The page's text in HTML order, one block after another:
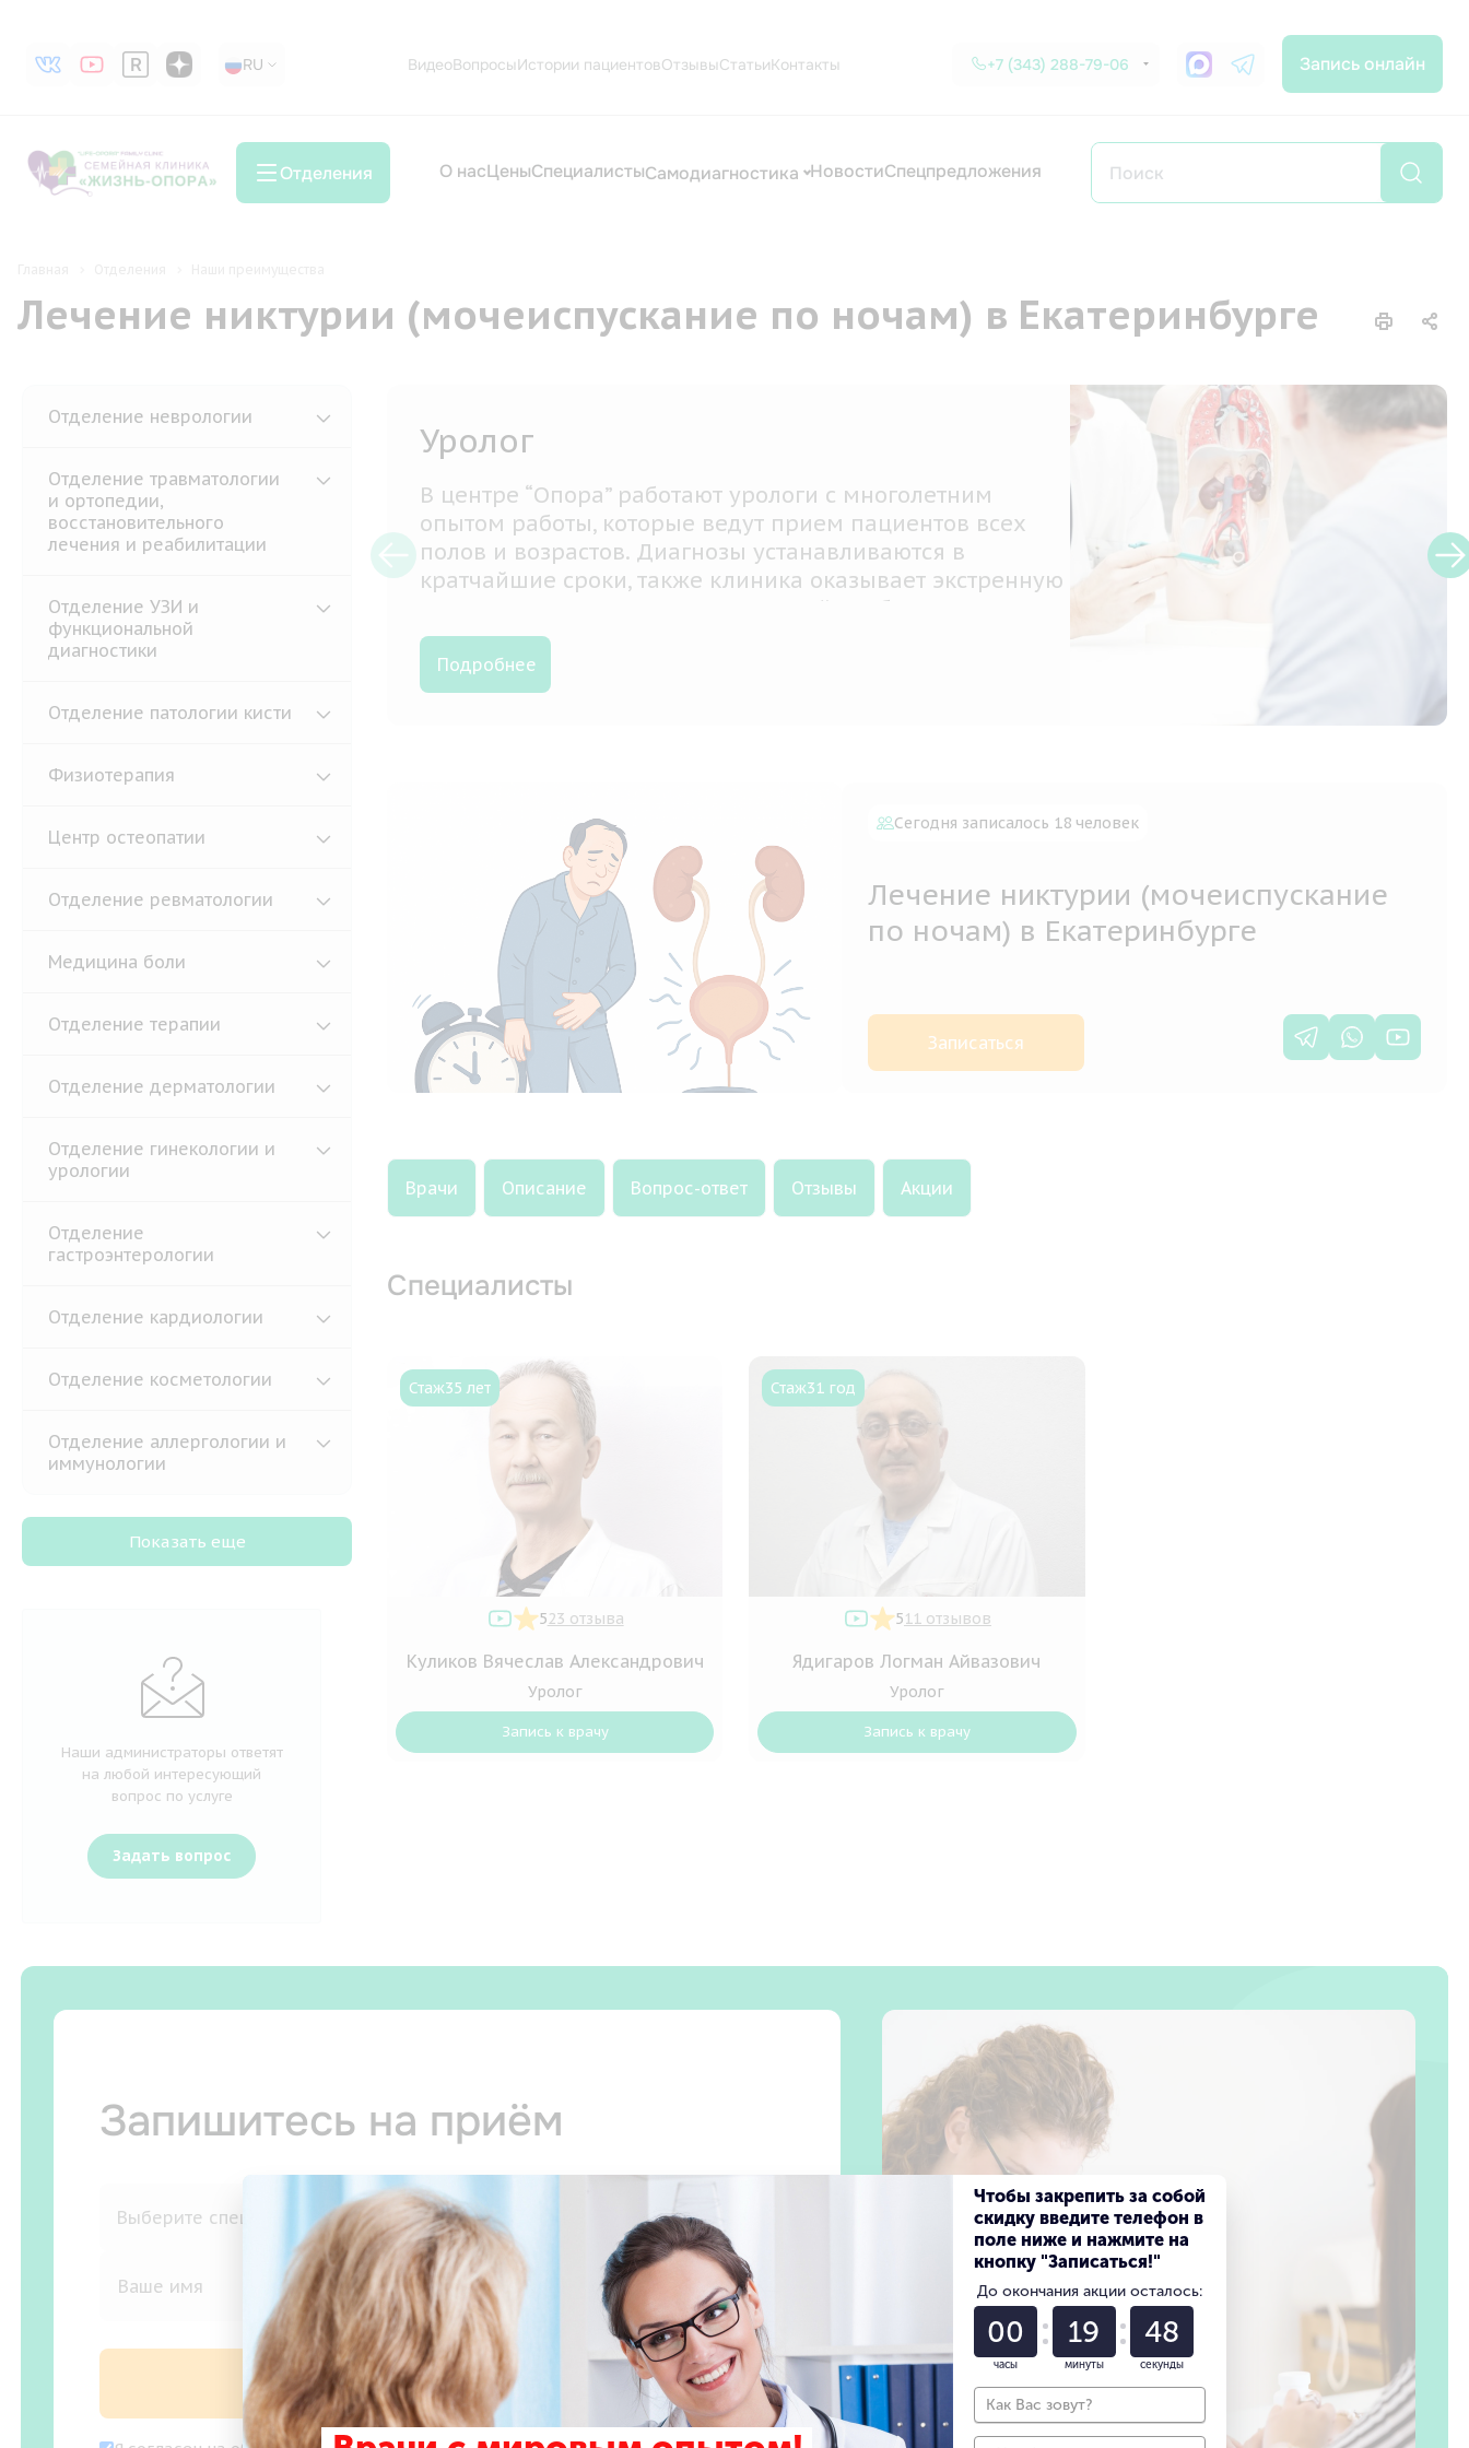
RU
RU ВидеоВопросыИстории пациентовОтзывыСтатьиКонтакты +7 (343) 288-79-06 Запись онлайн
Отделения О насЦеныСпециалистыСамодиагностика НовостиСпецпредложения
Лечение никтурии (мочеиспускание по ночам) в Екатеринбурге
Отделение неврологии
Отделение травматологии
и ортопедии,
восстановительного
лечения и реабилитации
Отделение УЗИ и
функциональной
диагностики
Отделение патологии кисти
Физиотерапия
Центр остеопатии
Отделение ревматологии
Медицина боли
Отделение терапии
Отделение дерматологии
Отделение гинекологии и
урологии
Отделение
гастроэнтерологии
Отделение кардиологии
Отделение косметологии
Отделение аллергологии и
иммунологии
Показать еще
Наши администраторы ответят
на любой интересующий
вопрос по услуге
Задать вопрос
Электронейромиография
Электронейромиография (ЭНМГ) представляет собой
современный комплекс методов диагностики, с
помощью которого определяется сократительная
функция мышц и состояние периферической нервной
Подробнее
Сегодня записалось 18 человек
Лечение никтурии (мочеиспускание
по ночам) в Екатеринбурге
Записаться
Врачи Описание Вопрос-ответ Отзывы Акции
Специалисты
Стаж35 лет
523 отзыва
Куликов Вячеслав Александрович
Уролог
Запись к врачу
Стаж31 год
511 отзывов
Ядигаров Логман Айвазович
Уролог
Запись к врачу
Запишитесь на приём
Записаться на прием
Чтобы закрепить за собой
скидку введите телефон в
поле ниже и нажмите на
кнопку "Записаться!"
До окончания акции осталось:
00
часы
19
минуты
46
секунды